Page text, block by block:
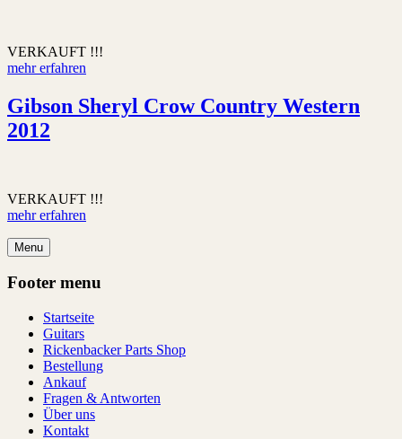
VERKAUFT !!!
mehr erfahren
Gibson Sheryl Crow Country Western
2012
VERKAUFT !!!
mehr erfahren
Menu
Footer menu
Startseite
Guitars
Rickenbacker Parts Shop
Bestellung
Ankauf
Fragen & Antworten
Über uns
Kontakt